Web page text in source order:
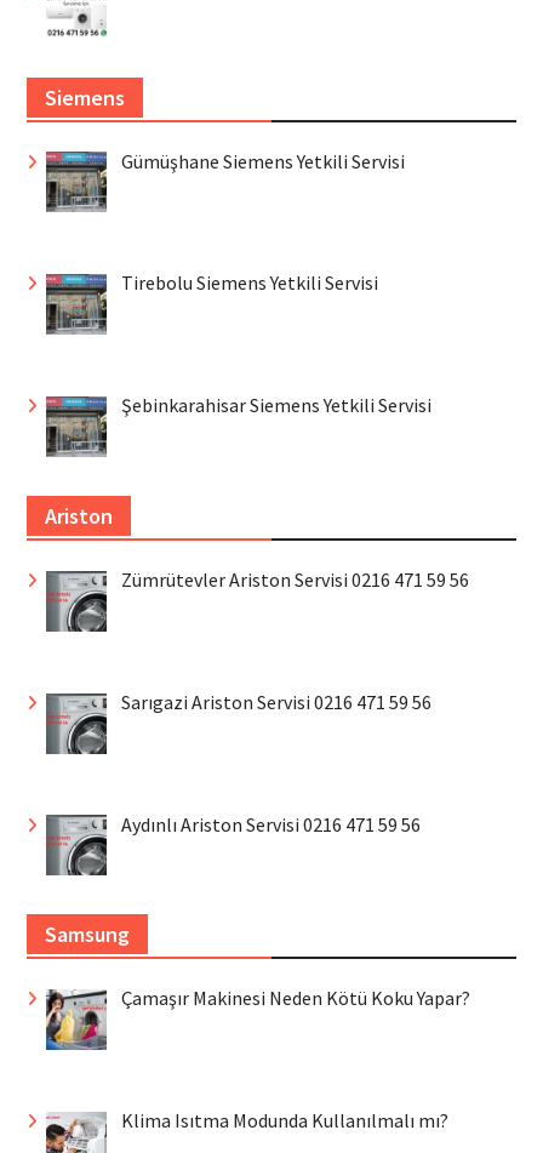
Siemens
Gümüşhane Siemens Yetkili Servisi
Tirebolu Siemens Yetkili Servisi
Şebinkarahisar Siemens Yetkili Servisi
Ariston
Zümrütevler Ariston Servisi 0216 471 59 56
Sarıgazi Ariston Servisi 0216 471 59 56
Aydınlı Ariston Servisi 0216 471 59 56
Samsung
Çamaşır Makinesi Neden Kötü Koku Yapar?
Klima Isıtma Modunda Kullanılmalı mı?